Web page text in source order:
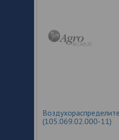
(105.069.02.000-11)